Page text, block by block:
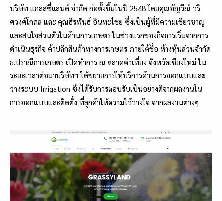
บริษัท แกลสซี่แลนด์ จำกัด ก่อตั้งขึ้นในปี 2548 โดยคุณอัญวีณ์ วริ
ศวงศ์โกศล และ คุณธีรพันธ์ อินทะไชย ซึ่งเป็นผู้ที่มีความเชียวชาญ
และสนใจส่วนตัวในด้านการเกษตร ในช่วงแรกของกิจการเริ่มจากการ
ดำเนินธุรกิจ ค้าปลีกสินค้าทางการเกษตร ภายใต้ชื่อ ห้างหุ้นส่วนจำกัด
ธ.ปราณีการเกษตร เปิดทำการ ณ ตลาดคำเที่ยง จังหวัดเชียงใหม่ ใน
ระยะเวลาต่อมาบริษัทฯ ได้ขยายการให้บริการด้านการออกแบบและ
วางระบบ Irrigation ซึ่งได้รับการตอบรับเป็นอย่างดีจากผลงานใน
การออกแบบและติดตั้ง ที่ลูกค้าให้ความไว้วางใจ จากผลงานต่างๆ